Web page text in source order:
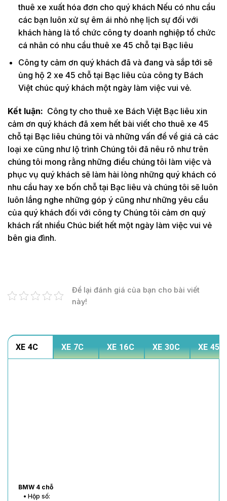
thuê xe xuất hóa đơn cho quý khách Nếu có nhu cầu
các bạn luôn xử sự êm ái nhỏ nhẹ lịch sự đối với
khách hàng là tổ chức công ty doanh nghiệp tổ chức
cá nhân có nhu cầu thuê xe 45 chỗ tại Bạc liêu
Công ty cảm ơn quý khách đã và đang và sắp tới sẽ
ủng hộ 2 xe 45 chỗ tại Bạc liêu của công ty Bách
Việt chúc quý khách một ngày làm việc vui vẻ.
Kết luận: Công ty cho thuê xe Bách Việt Bạc liêu xin
cảm ơn quý khách đã xem hết bài viết cho thuê xe 45
chỗ tại Bạc liêu chúng tôi và những vấn đề về giá cả các
loại xe cũng như lộ trình Chúng tôi đã nêu rõ như trên
chúng tôi mong rằng những điều chúng tôi làm việc và
phục vụ quý khách sẽ làm hài lòng những quý khách có
nhu cầu hay xe bốn chỗ tại Bạc liêu và chúng tôi sẽ luôn
luôn lắng nghe những góp ý cũng như những yêu cầu
của quý khách đối với công ty Chúng tôi cảm ơn quý
khách rất nhiều Chúc biết hết một ngày làm việc vui vẻ
bên gia đình.
Để lại đánh giá của bạn cho bài viết
này!
XE 4C XE 7C XE 16C XE 30C XE 45C
BMW 4 chỗ
• Hộp số: